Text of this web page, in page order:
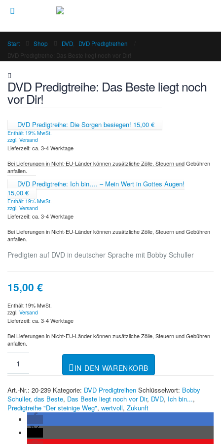
Start Shop DVD
DVD Predigtreihen
DVD Predigtreihe: Das Beste liegt noch vor Dir!
DVD Predigtreihe: Das Beste liegt noch
vor Dir!
DVD Predigtreihe: Die Sorgen besiegen! 15,00 €
Enthält 19% MwSt.
zzgl. Versand
Lieferzeit: ca. 3-4 Werktage
Bei Lieferungen in Nicht-EU-Länder können zusätzliche Zölle, Steuern und Gebühren
anfallen.
DVD Predigtreihe: Ich bin…. – Mein Wert in Gottes Augen!
15,00 €
Enthält 19% MwSt.
zzgl. Versand
Lieferzeit: ca. 3-4 Werktage
Bei Lieferungen in Nicht-EU-Länder können zusätzliche Zölle, Steuern und Gebühren
anfallen.
Predigten auf DVD in deutscher Sprache mit Bobby Schuller
15,00 €
Enthält 19% MwSt.
zzgl. Versand
Lieferzeit: ca. 3-4 Werktage
Bei Lieferungen in Nicht-EU-Länder können zusätzliche Zölle, Steuern und Gebühren
anfallen.
IN DEN WARENKORB
Art.-Nr.: 20-239 Kategorie: DVD Predigtreihen Schlüsselwort: Bobby
Schuller, das Beste, Das Beste liegt noch vor Dir, DVD, Ich bin...,
Predigtreihe "Der steinige Weg", wertvoll, Zukunft